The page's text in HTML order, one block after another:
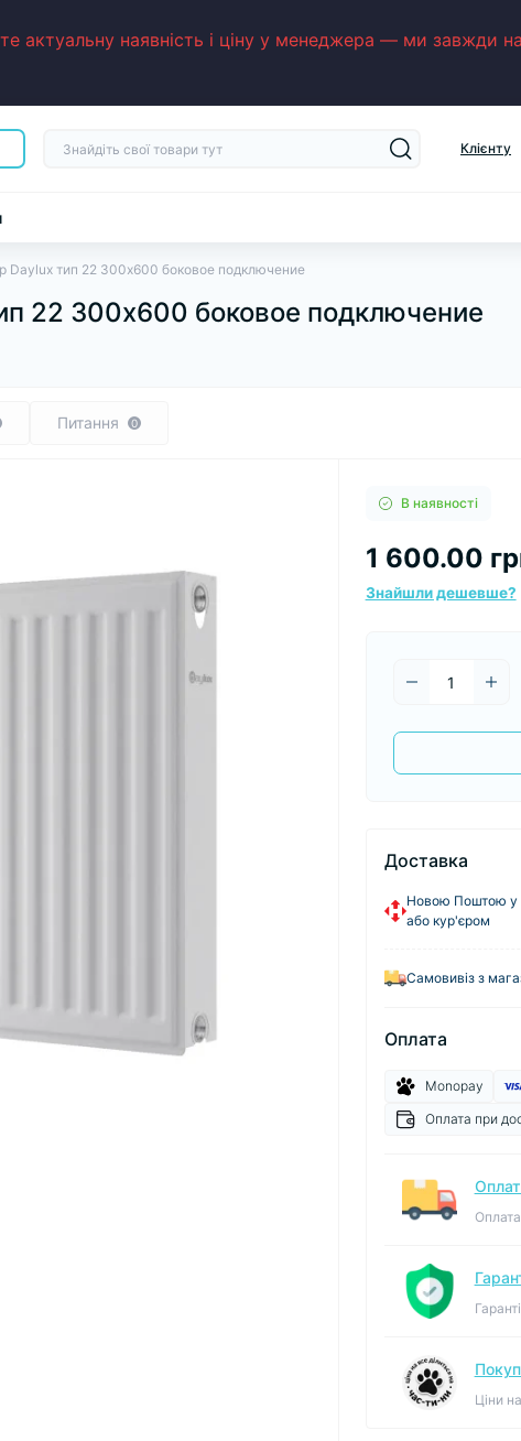
наявність і ціну у менеджера — ми завжди на
Клієнту
Daylux тип 22 300х600 боковое подключение
22 300х600 боковое подключение
Питання 0
В наявності
1 600.00
Знайшли дешевше?
Доставка
Новою Поштою у
або кур'єром
Самовивіз з
Оплата
Monopay
Оплата при
Ціни